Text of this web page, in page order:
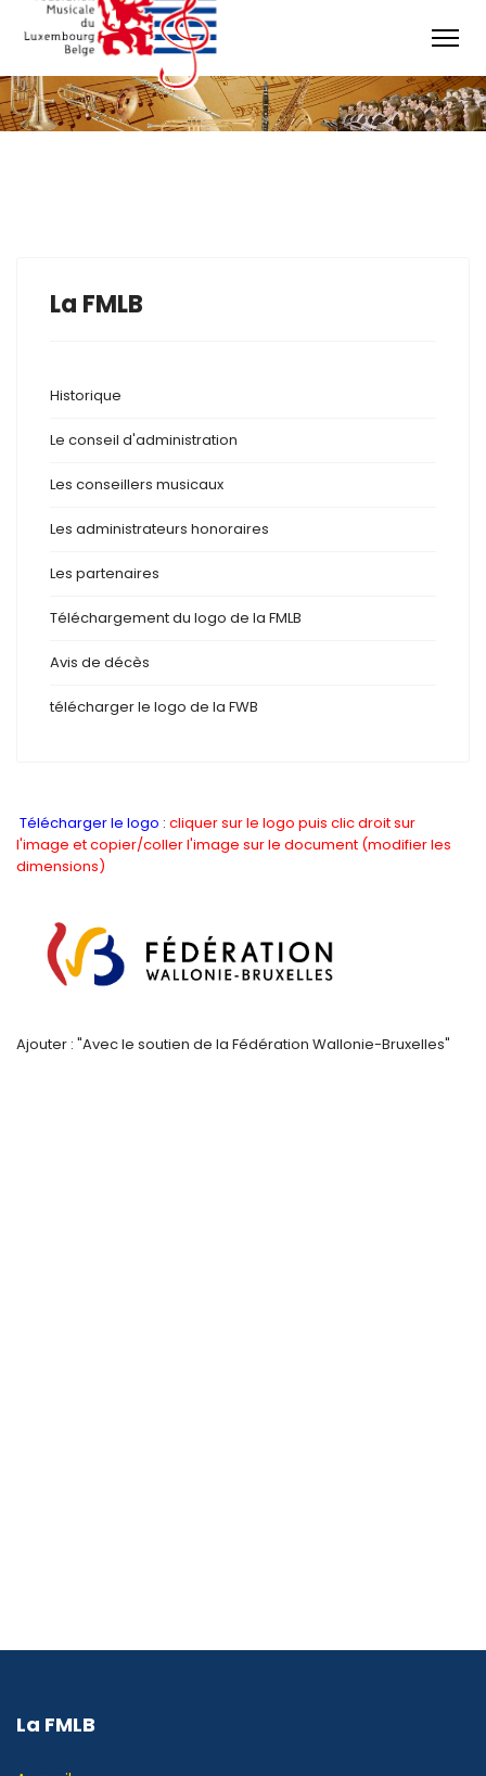
La FMLB
Historique
Le conseil d'administration
Les conseillers musicaux
Les administrateurs honoraires
Les partenaires
Téléchargement du logo de la FMLB
Avis de décès
télécharger le logo de la FWB
Télécharger le logo : cliquer sur le logo puis clic droit sur
l'image et copier/coller l'image sur le document (modifier les
dimensions)
Ajouter : "Avec le soutien de la Fédération Wallonie-Bruxelles"
La FMLB